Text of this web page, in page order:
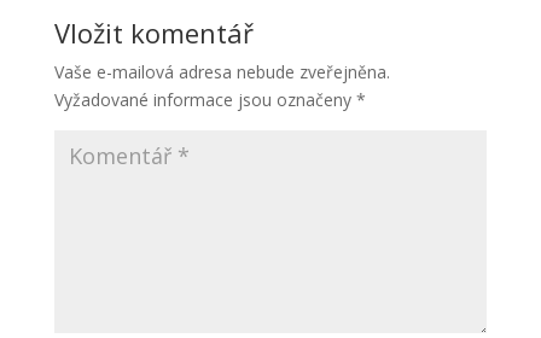
Vložit komentář
Vaše e-mailová adresa nebude zveřejněna.
Vyžadované informace jsou označeny *